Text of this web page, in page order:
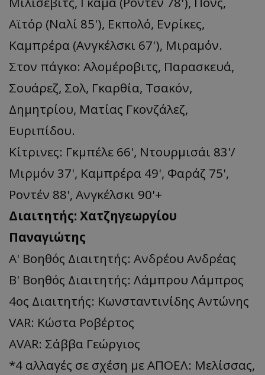
Αϊτόρ (Ναλί 85'), Εκπολό, Ενρίκες,
Καμπρέρα (Ανγκέλσκι 67'), Μιραμόν.
Στον πάγκο: Αλομέροβιτς, Παρασκευά,
Σουάρεζ, Σολ, Γκαρθία, Τσακόν,
Δημητρίου, Ματίας Γκονζάλεζ,
Ευριπίδου.
Κίτρινες: Γκμπέλε 66', Ντουρμισάι 83'/
Μιρμόν 37', Καμπρέρα 49', Φαράζ 75',
Ροντέν 88', Ανγκέλσκι 90'+
Διαιτητής: Χατζηγεωργίου
Παναγιώτης
Α' Βοηθός Διαιτητής: Ανδρέου Ανδρέας
Β' Βοηθός Διαιτητής: Λάμπρου Λάμπρος
4ος Διαιτητής: Κωνσταντινίδης Αντώνης
VAR: Κώστα Ροβέρτος
AVAR: Σάββα Γεώργιος
*4 αλλαγές σε σχέση με ΑΠΟΕΛ: Μελίσσας,